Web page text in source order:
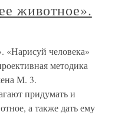
животное».
человека»
методика
М. 3.
придумать и
а также дать ему